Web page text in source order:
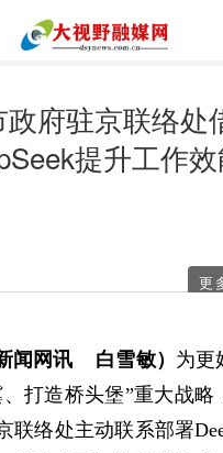
府驻京联络处
提升工作
更
闻网讯 白雪敏） 为更
打造桥头堡”重大战略
联络处主动联系部署